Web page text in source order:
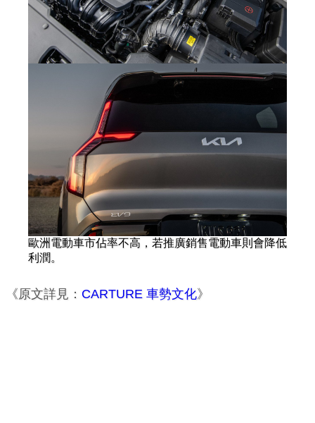
歐洲電動車市佔率不高，若推廣銷售電動車則會降低
利潤。
《原文詳見： CARTURE 車勢文化》